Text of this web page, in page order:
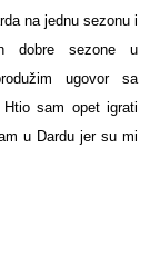
na jednu sezonu i
dobre sezone u
ugovor sa
sam opet igrati
u Dardu jer su mi